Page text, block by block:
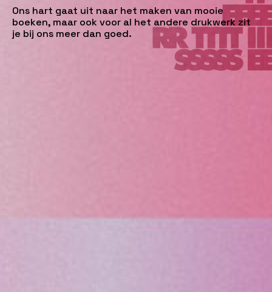
Ons hart gaat uit naar het maken van mooie
boeken, maar ook voor al het andere drukwerk zit
je bij ons meer dan goed.